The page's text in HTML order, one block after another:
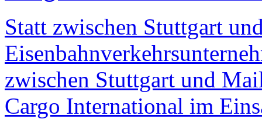
Statt zwischen Stuttgart
zwischen Stuttgart und
Cargo International im